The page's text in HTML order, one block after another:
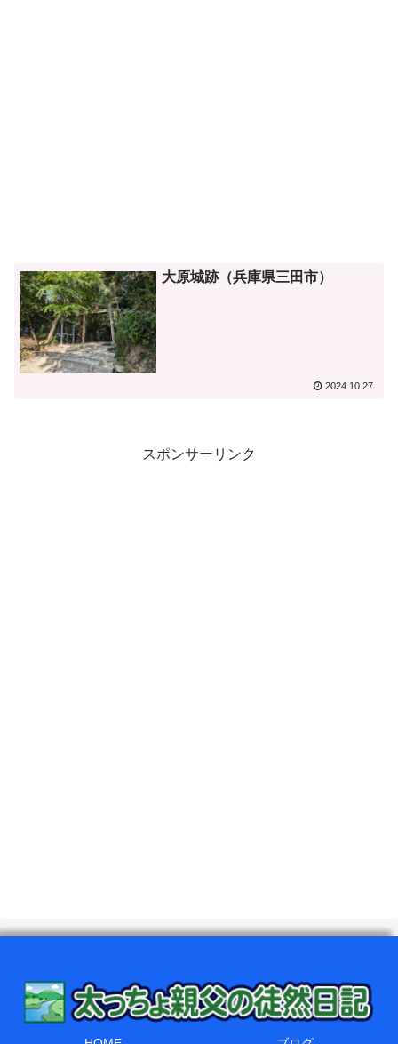
大原城跡（兵庫県三田市）
2024.10.27
スポンサーリンク